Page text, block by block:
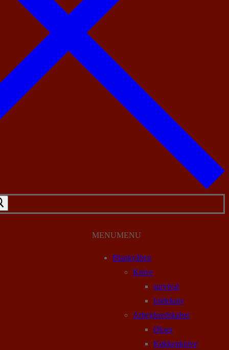
MENUMENU
Blankvåben
Knive
survival
foldekniv
Arbejdsredskaber
Økser
Køkkenknive